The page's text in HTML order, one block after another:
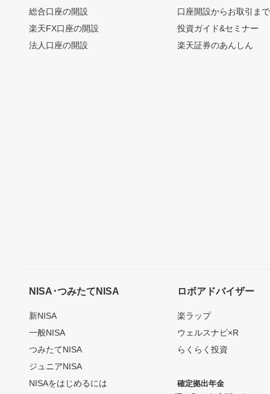
総合口座の開設
楽天FX口座の開設
法人口座の開設
口座開設からお取引ま
投資ガイド&セミナー
楽天証券のあんしん
NISA･つみたてNISA
新NISA
一般NISA
つみたてNISA
ジュニアNISA
NISAをはじめるには
ロボアドバイザー
楽ラップ
ウェルスナビ×R
らくらく投資
確定拠出年金